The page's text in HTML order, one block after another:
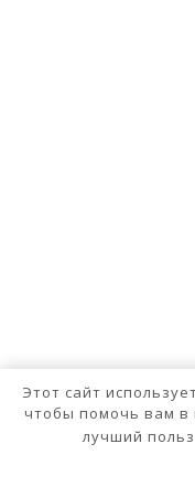
Этот сайт
чтобы помочь вам в
лучший